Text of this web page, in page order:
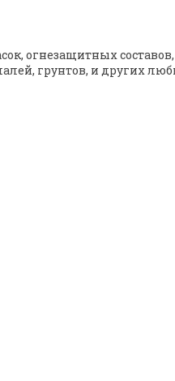
огнезащитных
грунтов, и других